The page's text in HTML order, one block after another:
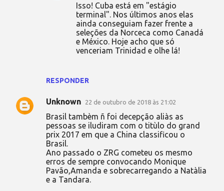
RESPONDER
Isso! Cuba está em "estágio
terminal". Nos últimos anos elas
ainda conseguiam fazer frente a
seleções da Norceca como Canadá
e México. Hoje acho que só
venceriam Trinidad e olhe lá!
Unknown 22 de outubro de 2018 às 21:02
Brasil tambèm ñ foi decepção aliàs as
pessoas se iludiram com o titùlo do grand
prix 2017 em que a China classificou o
Brasil.
Ano passado o ZRG cometeu os mesmo
erros de sempre convocando Monique
Pavão,Amanda e sobrecarregando a Natàlia
e a Tandara.